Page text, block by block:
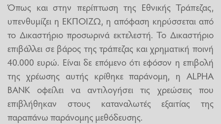
Όπως και στην περίπτωση της Εθνικής Τράπεζας,
υπενθυμίζει η ΕΚΠΟΙΖΩ, η απόφαση κηρύσσεται από
το Δικαστήριο προσωρινά εκτελεστή. Το Δικαστήριο
επιβάλλει σε βάρος της τράπεζας και χρηματική ποινή
40.000 ευρώ. Είναι δε επόμενο ότι εφόσον η επιβολή
της χρέωσης αυτής κρίθηκε παράνομη, η ALPHA
BANK οφείλει να αντιλογήσει τις χρεώσεις που
επιβλήθηκαν στους καταναλωτές εξαιτίας της
παραπάνω παράνομης μεθόδευσης.